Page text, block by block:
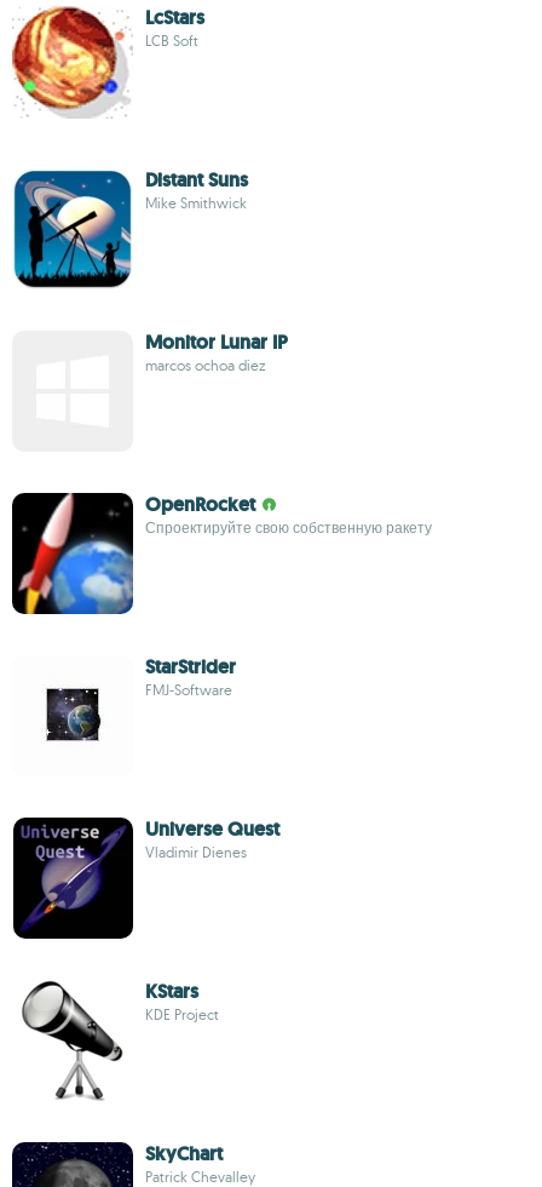
LcStars
LCB Soft
Distant Suns
Mike Smithwick
Monitor Lunar IP
marcos ochoa diez
OpenRocket
Спроектируйте свою собственную ракету
StarStrider
FMJ-Software
Universe Quest
Vladimir Dienes
KStars
KDE Project
SkyChart
Patrick Chevalley